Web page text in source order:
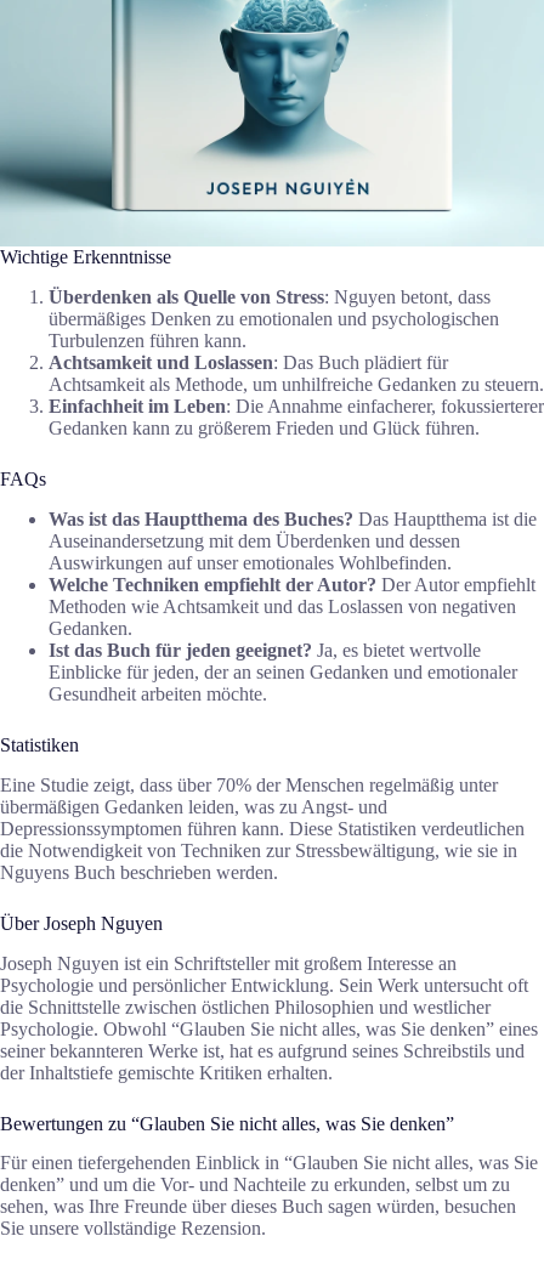
Wichtige Erkenntnisse
Überdenken als Quelle von Stress: Nguyen betont, dass
übermäßiges Denken zu emotionalen und psychologischen
Turbulenzen führen kann.
Achtsamkeit und Loslassen: Das Buch plädiert für
Achtsamkeit als Methode, um unhilfreiche Gedanken zu steuern.
Einfachheit im Leben: Die Annahme einfacherer, fokussierterer
Gedanken kann zu größerem Frieden und Glück führen.
FAQs
Was ist das Hauptthema des Buches? Das Hauptthema ist die
Auseinandersetzung mit dem Überdenken und dessen
Auswirkungen auf unser emotionales Wohlbefinden.
Welche Techniken empfiehlt der Autor? Der Autor empfiehlt
Methoden wie Achtsamkeit und das Loslassen von negativen
Gedanken.
Ist das Buch für jeden geeignet? Ja, es bietet wertvolle
Einblicke für jeden, der an seinen Gedanken und emotionaler
Gesundheit arbeiten möchte.
Statistiken
Eine Studie zeigt, dass über 70% der Menschen regelmäßig unter
übermäßigen Gedanken leiden, was zu Angst- und
Depressionssymptomen führen kann. Diese Statistiken verdeutlichen
die Notwendigkeit von Techniken zur Stressbewältigung, wie sie in
Nguyens Buch beschrieben werden.
Über Joseph Nguyen
Joseph Nguyen ist ein Schriftsteller mit großem Interesse an
Psychologie und persönlicher Entwicklung. Sein Werk untersucht oft
die Schnittstelle zwischen östlichen Philosophien und westlicher
Psychologie. Obwohl “Glauben Sie nicht alles, was Sie denken” eines
seiner bekannteren Werke ist, hat es aufgrund seines Schreibstils und
der Inhaltstiefe gemischte Kritiken erhalten.
Bewertungen zu “Glauben Sie nicht alles, was Sie denken”
Für einen tiefergehenden Einblick in “Glauben Sie nicht alles, was Sie
denken” und um die Vor- und Nachteile zu erkunden, selbst um zu
sehen, was Ihre Freunde über dieses Buch sagen würden, besuchen
Sie unsere vollständige Rezension.